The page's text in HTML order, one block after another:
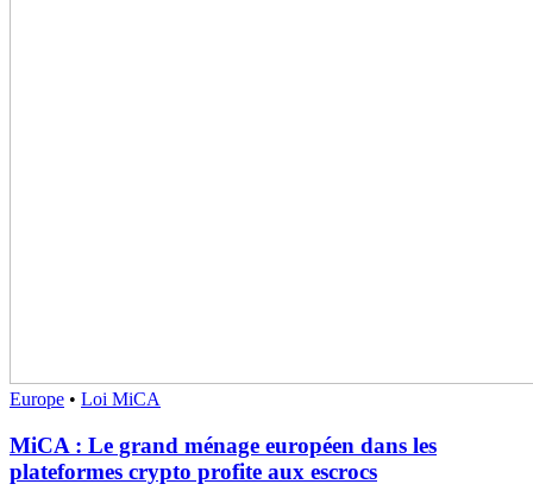
Europe • Loi MiCA
MiCA : Le grand ménage européen dans les
plateformes crypto profite aux escrocs